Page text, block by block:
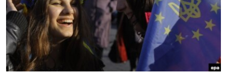
BLOGLAR
FİKİR
Русский
Українською